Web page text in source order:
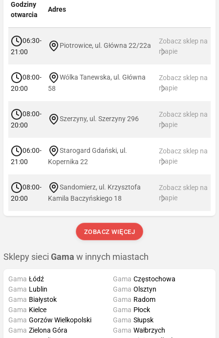
Godziny
otwarcia
Adres
06:30-
21:00
Piotrowice, ul. Główna 22/22a
Zobacz sklep na
mapie
08:00-
20:00
Wólka Tanewska, ul. Główna
58
Zobacz sklep na
mapie
08:00-
20:00
Szerzyny, ul. Szerzyny 296
Zobacz sklep na
mapie
06:00-
21:00
Starogard Gdański, ul.
Kopernika 22
Zobacz sklep na
mapie
08:00-
20:00
Sandomierz, ul. Krzysztofa
Kamila Baczyńskiego 18
Zobacz sklep na
mapie
ZOBACZ WIĘCEJ
Sklepy sieci Gama w innych miastach
Gama Łódź
Gama Lublin
Gama Białystok
Gama Kielce
Gama Częstochowa
Gama Olsztyn
Gama Radom
Gama Płock
Gama Gorzów Wielkopolski
Gama Zielona Góra
Gama Słupsk
Gama Wałbrzych